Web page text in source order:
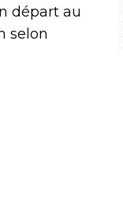
départ au
selon